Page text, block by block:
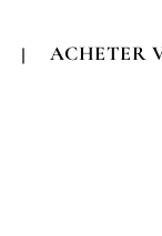
ACHETER